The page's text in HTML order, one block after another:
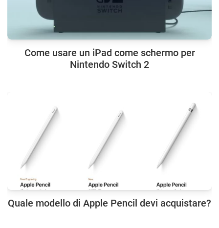
Come usare un iPad come schermo per
Nintendo Switch 2
Quale modello di Apple Pencil devi acquistare?